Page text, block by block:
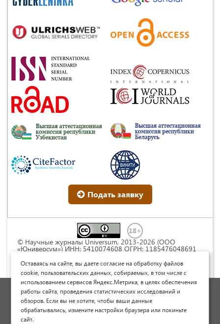
Подать заявку
© Научные журналы Universum, 2013-2026 (ООО
«Юниверсум») ИНН: 5410074608 ОГРН: 1185476048691
Commons « Attribution» («Атрибуция») 4.0
Непортированная
Политика обработки персональных данных
Договор оферты
Опубликовать научную статью
Оставаясь на сайте, вы даете согласие на обработку файлов
cookie, пользовательских данных, собираемых, в том числе с
использованием сервисов Яндекс.Метрика, в целях обеспечения
работы сайта, проведения статистических исследований и
обзоров. Если вы не хотите, чтобы ваши данные
обрабатывались, измените настройки браузера или покиньте
сайт.